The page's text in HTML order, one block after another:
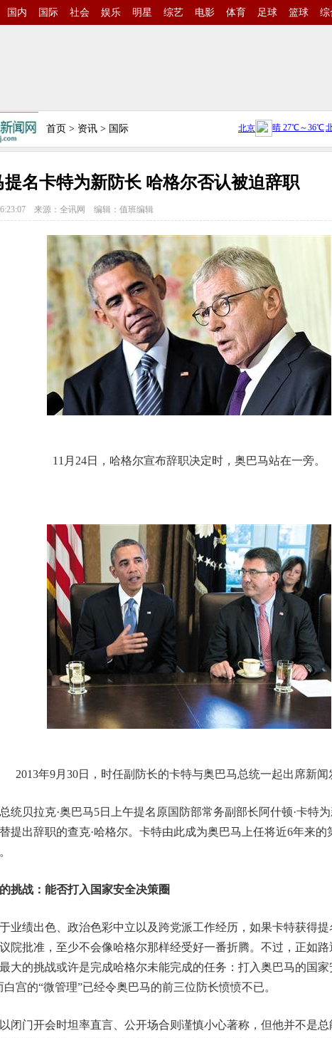
国内 国际 社会 娱乐 明星 综艺 电影 体育 足球 篮球 综
首页 > 资讯 > 国际
提名卡特为新防长 哈格尔否认被迫辞职
来源：全讯网 编辑：值班编辑
11月24日，哈格尔宣布辞职决定时，奥巴马站在一旁。
2013年9月30日，时任副防长的卡特与奥巴马总统一起出席新闻
统贝拉克·奥巴马5日上午提名原国防部常务副部长阿什顿·卡特
提出辞职的查克·哈格尔。卡特由此成为奥巴马上任将近6年来的
挑战：能否打入国家安全决策圈
业绩出色、政治色彩中立以及跨党派工作经历，如果卡特获得提
院批准，至少不会像哈格尔那样经受好一番折腾。不过，正如
大的挑战或许是完成哈格尔未能完成的任务：打入奥巴马的国家
白宫的“微管理”已经令奥巴马的前三位防长愤愤不已。
闭门开会时坦率直言、公开场合则谨慎小心著称，但他并不是总